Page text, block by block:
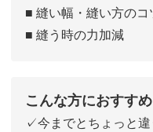
■ 縫い幅・縫い方のコ
■ 縫う時の力加減
こんな方におすすめ
✓今までとちょっと